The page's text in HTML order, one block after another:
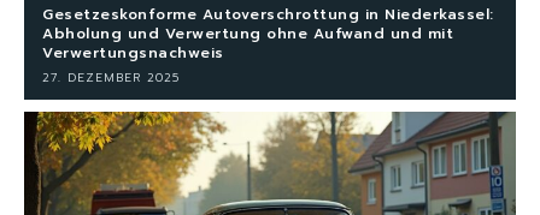
Gesetzeskonforme Autoverschrottung in Niederkassel:
Abholung und Verwertung ohne Aufwand und mit
Verwertungsnachweis
27. DEZEMBER 2025